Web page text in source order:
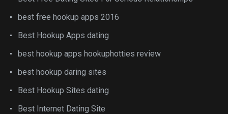
best free hookup apps 2016
Best Hookup Apps dating
best hookup apps hookuphotties review
best hookup daring sites
Best Hookup Sites dating
Best Internet Dating Site